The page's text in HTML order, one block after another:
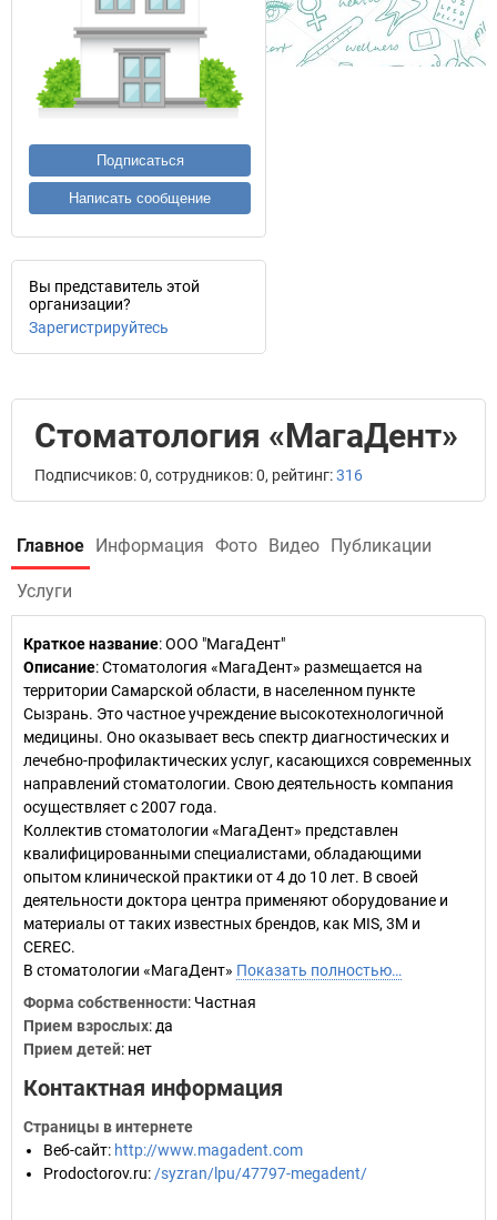
Подписаться
Написать сообщение
Вы представитель этой
организации?
Зарегистрируйтесь
Стоматология «МагаДент»
Подписчиков: 0, сотрудников: 0, рейтинг:316
Главное Информация Фото Видео Публикации
Услуги
Краткое название:ООО "МагаДент"
Описание: Стоматология «МагаДент» размещается на
территории Самарской области, в населенном пункте
Сызрань. Это частное учреждение высокотехнологичной
медицины. Оно оказывает весь спектр диагностических и
лечебно-профилактических услуг, касающихся современных
направлений стоматологии. Свою деятельность компания
осуществляет с 2007 года.
Коллектив стоматологии «МагаДент» представлен
квалифицированными специалистами, обладающими
опытом клинической практики от 4 до 10 лет. В своей
деятельности доктора центра применяют оборудование и
материалы от таких известных брендов, как MIS, 3M и
CEREC.
В стоматологии «МагаДент» Показать полностью…
Форма собственности: Частная
Прием взрослых: да
Прием детей: нет
Контактная информация
Страницы в интернете
Веб-сайт: http://www.magadent.com
Prodoctorov.ru: /syzran/lpu/47797-megadent/